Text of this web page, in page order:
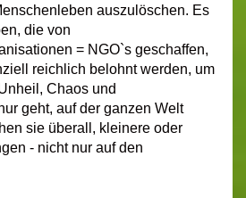
auszulöschen. Es
die von
= NGO`s geschaffen,
reichlich belohnt werden, um
Chaos und
geht, auf der ganzen Welt
sie überall, kleinere oder
- nicht nur auf den